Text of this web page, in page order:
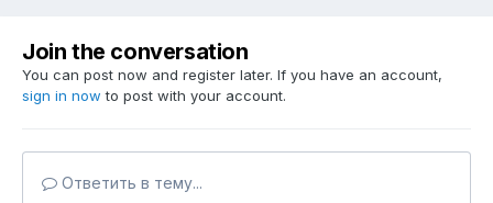
Join the conversation
You can post now and register later. If you have an account,
sign in now to post with your account.
Ответить в тему...